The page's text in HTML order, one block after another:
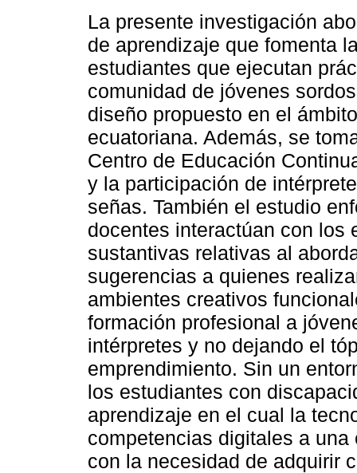
La presente investigación
de aprendizaje que fomenta
estudiantes que ejecutan
comunidad de jóvenes
diseño propuesto en el
ecuatoriana. Además, se
Centro de Educación
y la participación de
señas. También el estudio
docentes interactúan con los
sustantivas relativas al
sugerencias a quienes
ambientes creativos
formación profesional a
intérpretes y no dejando el
emprendimiento. Sin un
los estudiantes con
aprendizaje en el cual la
competencias digitales a
con la necesidad de adquirir